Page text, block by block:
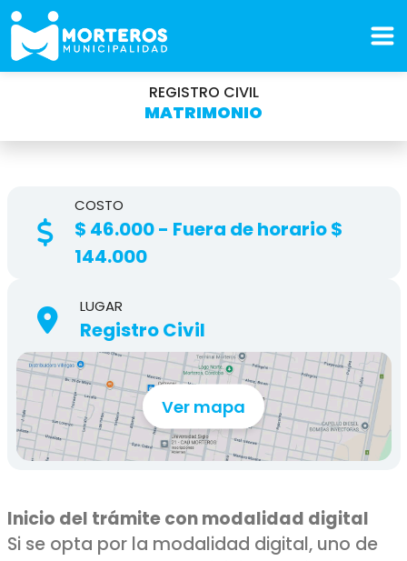
REGISTRO CIVIL
MATRIMONIO
COSTO
$ 46.000 - Fuera de horario $
144.000
LUGAR
Registro Civil
Ver mapa
Inicio del trámite con modalidad digital
Si se opta por la modalidad digital, uno de